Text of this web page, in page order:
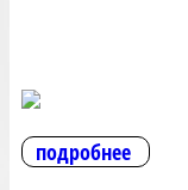
подробнее